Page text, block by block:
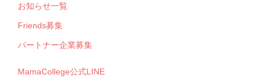
お知らせ一覧
Friends募集
パートナー企業募集
MamaCollege公式LINE